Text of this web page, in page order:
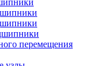
перемещения